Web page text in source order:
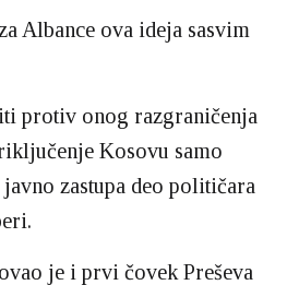
Albance ova ideja sasvim
protiv onog razgraničenja
Kosovu samo
zastupa deo političara
je i prvi čovek Preševa